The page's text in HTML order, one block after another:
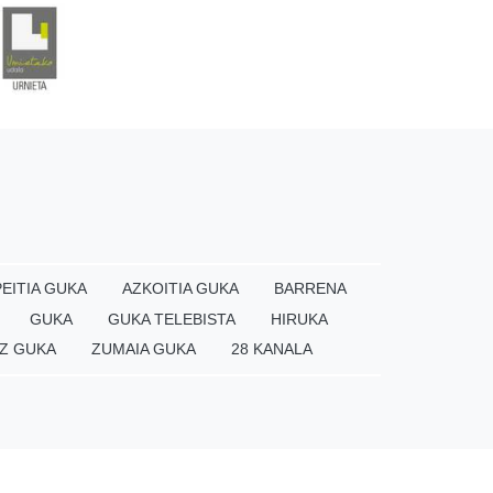
GUKA AZKOITIA GUKA
BARRENA
GUKA GUKA TELEBISTA
HIRUKA
GUKA ZUMAIA GUKA 28 KANALA